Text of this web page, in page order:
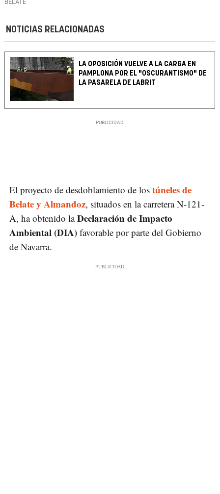
BELATE
NOTICIAS RELACIONADAS
LA OPOSICIÓN VUELVE A LA CARGA EN
PAMPLONA POR EL "OSCURANTISMO" DE
LA PASARELA DE LABRIT
El proyecto de desdoblamiento de los túneles de
Belate y Almandoz, situados en la carretera N-121-
A, ha obtenido laDeclaración de Impacto
Ambiental (DIA) favorable por parte del Gobierno
de Navarra.